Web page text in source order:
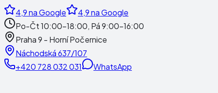
4,9na Google 4,9na Google
Po-Čt 10:00-18:00, Pá 9:00-16:00
Praha 9 - Horní Počernice
Náchodská 637/107
+420 728 032 031
WhatsApp